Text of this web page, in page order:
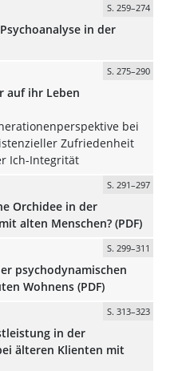
S. 259–274
in der
S. 275–290
auf ihr Leben
bei
Zufriedenheit
Ich-Integrität
S. 291–297
Orchidee in der
alten Menschen? (PDF)
S. 299–311
psychodynamischen
Wohnens (PDF)
S. 313–323
in der
älteren Klienten mit